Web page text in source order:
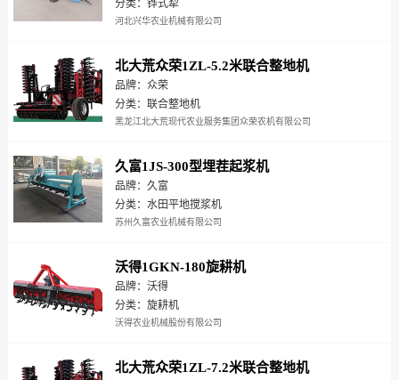
分类：铧式犁
河北兴华农业机械有限公司
北大荒众荣1ZL-5.2米联合整地机
品牌：众荣
分类：联合整地机
黑龙江北大荒现代农业服务集团众荣农机有限公司
久富1JS-300型埋茬起浆机
品牌：久富
分类：水田平地搅浆机
苏州久富农业机械有限公司
沃得1GKN-180旋耕机
品牌：沃得
分类：旋耕机
沃得农业机械股份有限公司
北大荒众荣1ZL-7.2米联合整地机